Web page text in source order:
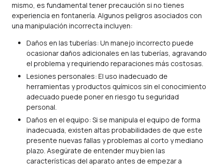
mismo, es fundamental tener precaución si no tienes
experiencia en fontanería. Algunos peligros asociados con
una manipulación incorrecta incluyen:
Daños en las tuberías: Un manejo incorrecto puede
ocasionar daños adicionales en las tuberías, agravando
el problema y requiriendo reparaciones más costosas.
Lesiones personales: El uso inadecuado de
herramientas y productos químicos sin el conocimiento
adecuado puede poner en riesgo tu seguridad
personal.
Daños en el equipo: Si se manipula el equipo de forma
inadecuada, existen altas probabilidades de que este
presente nuevas fallas y problemas al corto y mediano
plazo. Asegúrate de entender muy bien las
características del aparato antes de empezar a